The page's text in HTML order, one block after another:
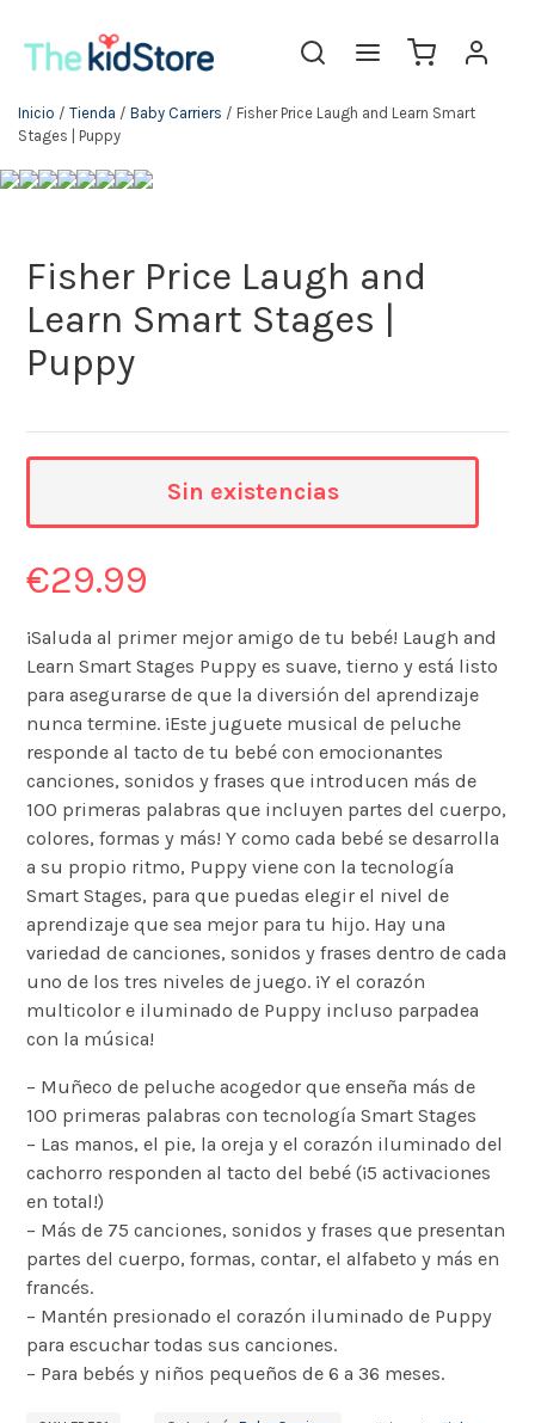
Inicio / Tienda / Baby Carriers / Fisher Price Laugh and Learn Smart
Stages | Puppy
Fisher Price Laugh and
Learn Smart Stages |
Puppy
€29.99
¡Saluda al primer mejor amigo de tu bebé! Laugh and
Learn Smart Stages Puppy es suave, tierno y está listo
para asegurarse de que la diversión del aprendizaje
nunca termine. ¡Este juguete musical de peluche
responde al tacto de tu bebé con emocionantes
canciones, sonidos y frases que introducen más de
100 primeras palabras que incluyen partes del cuerpo,
colores, formas y más! Y como cada bebé se desarrolla
a su propio ritmo, Puppy viene con la tecnología
Smart Stages, para que puedas elegir el nivel de
aprendizaje que sea mejor para tu hijo. Hay una
variedad de canciones, sonidos y frases dentro de cada
uno de los tres niveles de juego. ¡Y el corazón
multicolor e iluminado de Puppy incluso parpadea
con la música!
– Muñeco de peluche acogedor que enseña más de
100 primeras palabras con tecnología Smart Stages
– Las manos, el pie, la oreja y el corazón iluminado del
cachorro responden al tacto del bebé (¡5 activaciones
en total!)
– Más de 75 canciones, sonidos y frases que presentan
partes del cuerpo, formas, contar, el alfabeto y más en
francés.
– Mantén presionado el corazón iluminado de Puppy
para escuchar todas sus canciones.
– Para bebés y niños pequeños de 6 a 36 meses.
Sin existencias